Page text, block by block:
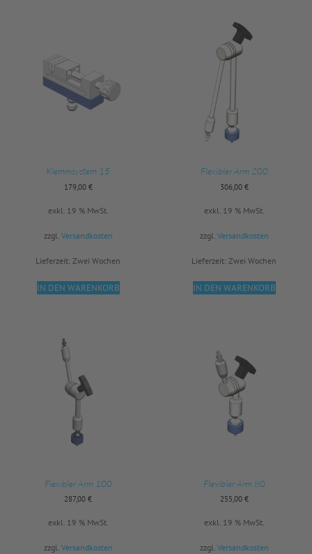
Klemmsystem 15
179,00 €
exkl. 19 % MwSt.
zzgl. Versandkosten
Lieferzeit: Zwei Wochen
IN DEN WARENKORB
Flexibler Arm 200
306,00 €
exkl. 19 % MwSt.
zzgl. Versandkosten
Lieferzeit: Zwei Wochen
IN DEN WARENKORB
Flexibler Arm 100
287,00 €
exkl. 19 % MwSt.
zzgl. Versandkosten
Flexibler Arm 80
255,00 €
exkl. 19 % MwSt.
zzgl. Versandkosten